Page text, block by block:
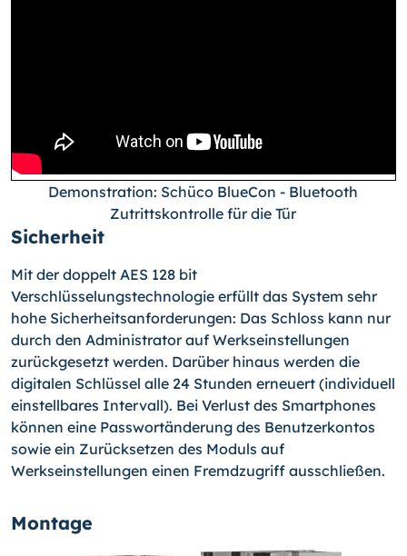
Demonstration: Schüco BlueCon - Bluetooth
Zutrittskontrolle für die Tür
Sicherheit
Mit der doppelt AES 128 bit
Verschlüsselungstechnologie erfüllt das System sehr
hohe Sicherheitsanforderungen: Das Schloss kann nur
durch den Administrator auf Werkseinstellungen
zurückgesetzt werden. Darüber hinaus werden die
digitalen Schlüssel alle 24 Stunden erneuert (individuell
einstellbares Intervall). Bei Verlust des Smartphones
können eine Passwortänderung des Benutzerkontos
sowie ein Zurücksetzen des Moduls auf
Werkseinstellungen einen Fremdzugriff ausschließen.
Montage